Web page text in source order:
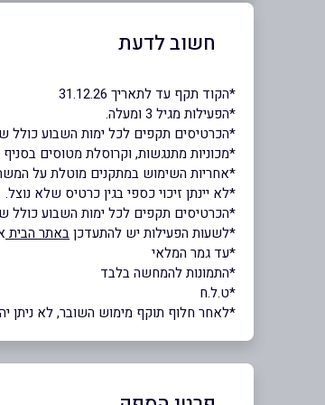
חשוב לדעת
*הקוד תקף עד לתאריך 31.12.26
*הפעילות מגיל 3 ומעלה.
*הכרטיסים תקפים לכל ימות השבוע כולל
*מכוניות מתנגשות, וקרוסלת מטוסים
*אחריות השימוש במתקנים מוטלת על
*לא יינתן זיכוי כספי בגין כרטיס שלא נוצל.
*הכרטיסים תקפים לכל ימות השבוע כולל
*לשעות הפעילות יש להתעדכןבאתר הבית
*עד גמר המלאי
*התמונות להמחשה בלבד
*ט.ל.ח
*לאחר חלוף תוקף מימוש השובר, לא ניתן